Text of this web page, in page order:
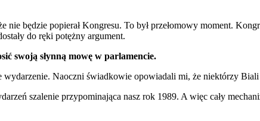
będzie popierał Kongresu. To był przełomowy moment.
do ręki potężny argument.
swoją słynną mowę w parlamencie.
wydarzenie. Naoczni świadkowie opowiadali mi, że niektórzy
szalenie przypominająca nasz rok 1989. A więc cały